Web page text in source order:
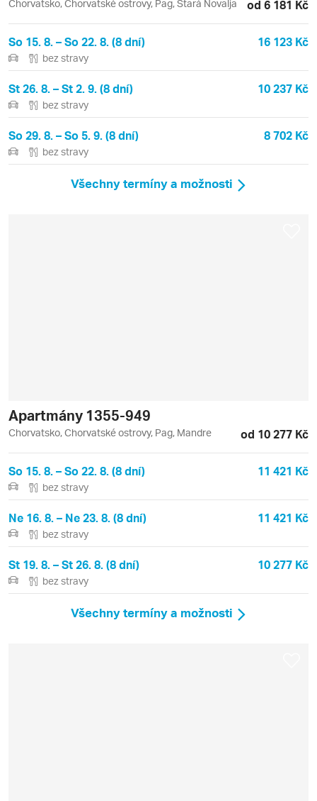
Chorvatsko, Chorvatské ostrovy, Pag, Stará Novalja od 6 181 Kč
So 15. 8. – So 22. 8. (8 dní) 16 123 Kč
bez stravy
St 26. 8. – St 2. 9. (8 dní) 10 237 Kč
bez stravy
So 29. 8. – So 5. 9. (8 dní) 8 702 Kč
bez stravy
Všechny termíny a možnosti
Apartmány 1355-949
Chorvatsko, Chorvatské ostrovy, Pag, Mandre od 10 277 Kč
So 15. 8. – So 22. 8. (8 dní) 11 421 Kč
bez stravy
Ne 16. 8. – Ne 23. 8. (8 dní) 11 421 Kč
bez stravy
St 19. 8. – St 26. 8. (8 dní) 10 277 Kč
bez stravy
Všechny termíny a možnosti